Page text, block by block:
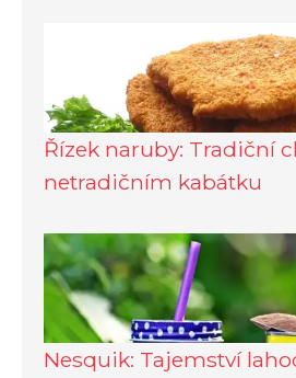
Řízek naruby: Tradiční
netradičním kabátku
Nesquik: Tajemství